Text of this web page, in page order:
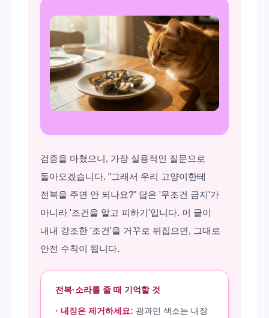
검증을 마쳤으니, 가장 실용적인 질문으로
돌아오겠습니다. "그래서 우리 고양이한테
전복을 주면 안 되나요?" 답은 '무조건 금지'가
아니라 '조건을 알고 피하기'입니다. 이 글이
내내 강조한 '조건'을 거꾸로 뒤집으면, 그대로
안전 수칙이 됩니다.
전복·소라를 줄 때 기억할 것
· 내장은 제거하세요: 광과민 색소는 내장